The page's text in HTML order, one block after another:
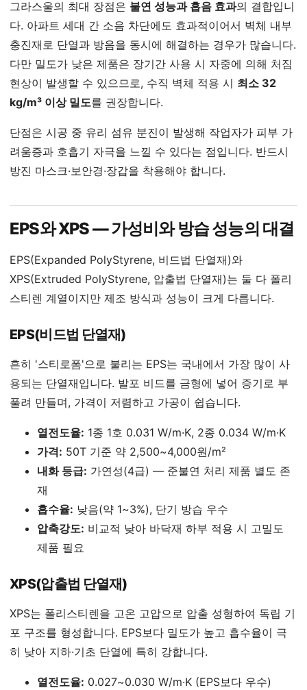
그라스울의 최대 장점은 불연 성능과 흡음 효과의 결합입니
다. 아파트 세대 간 소음 차단에도 효과적이어서 벽체 내부
충진재로 단열과 방음을 동시에 해결하는 경우가 많습니다.
다만 밀도가 낮은 제품은 장기간 사용 시 자중에 의해 처짐
현상이 발생할 수 있으므로, 수직 벽체 적용 시 최소 32
kg/m³ 이상 밀도를 권장합니다.
단점은 시공 중 유리 섬유 분진이 발생해 작업자가 피부 가
려움증과 호흡기 자극을 느낄 수 있다는 점입니다. 반드시
방진 마스크·보안경·장갑을 착용해야 합니다.
EPS와 XPS — 가성비와 방습 성능의 대결
EPS(Expanded PolyStyrene, 비드법 단열재)와
XPS(Extruded PolyStyrene, 압출법 단열재)는 둘 다 폴리
스티렌 계열이지만 제조 방식과 성능이 크게 다릅니다.
EPS(비드법 단열재)
흔히 '스티로폼'으로 불리는 EPS는 국내에서 가장 많이 사
용되는 단열재입니다. 발포 비드를 금형에 넣어 증기로 부
풀려 만들며, 가격이 저렴하고 가공이 쉽습니다.
열전도율: 1종 1호 0.031 W/m·K, 2종 0.034 W/m·K
가격: 50T 기준 약 2,500~4,000원/m²
내화 등급: 가연성(4급) — 준불연 처리 제품 별도 존
재
흡수율: 낮음(약 1~3%), 단기 방습 우수
압축강도: 비교적 낮아 바닥재 하부 적용 시 고밀도
제품 필요
XPS(압출법 단열재)
XPS는 폴리스티렌을 고온 고압으로 압출 성형하여 독립 기
포 구조를 형성합니다. EPS보다 밀도가 높고 흡수율이 극
히 낮아 지하·기초 단열에 특히 강합니다.
열전도율: 0.027~0.030 W/m·K (EPS보다 우수)